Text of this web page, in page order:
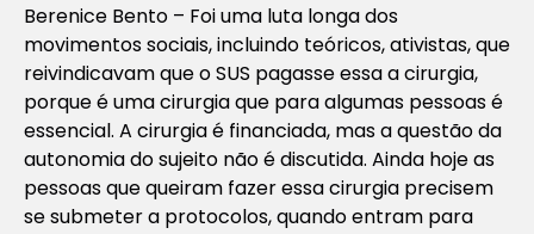
Berenice Bento – Foi uma luta longa dos
movimentos sociais, incluindo teóricos, ativistas, que
reivindicavam que o SUS pagasse essa a cirurgia,
porque é uma cirurgia que para algumas pessoas é
essencial. A cirurgia é financiada, mas a questão da
autonomia do sujeito não é discutida. Ainda hoje as
pessoas que queiram fazer essa cirurgia precisem
se submeter a protocolos, quando entram para